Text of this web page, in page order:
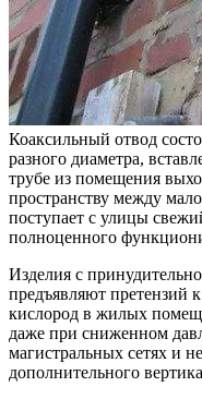
Коаксильный отвод
разного диаметра,
трубе из помещения
пространству между
поступает с улицы
полноценного
Изделия с
предъявляют претензий
кислород в жилых
даже при сниженном
магистральных сетях и
дополнительного